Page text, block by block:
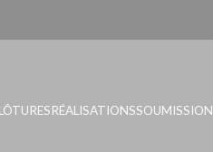
RÉALISATIONSSOUMISSION